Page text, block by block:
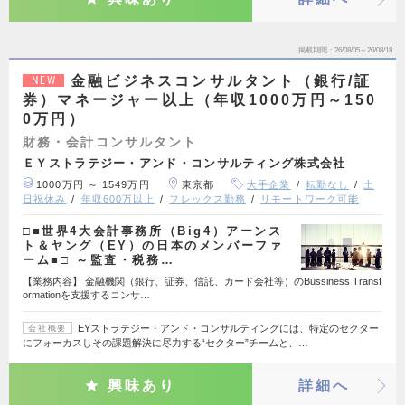
掲載期間 26/08/05～26/08/18
NEW
金融ビジネスコンサルタント（銀行/証
券）マネージャー以上（年収1000万円～150
0万円）
財務・会計コンサルタント
ＥＹストラテジー・アンド・コンサルティング株式会社
1000万円 ～ 1549万円 東京都 大手企業 転勤なし
土
日祝休み
年収600万以上 フレックス勤務 リモートワーク可能
□■世界4大会計事務所（Big4）アーンス
ト＆ヤング（EY）の日本のメンバーファ
ーム■□ ～監査・税務…
【業務内容】 金融機関（銀行、証券、信託、カード会社等）のBussiness Transf
ormationを支援するコンサ…
会社概要
EYストラテジー・アンド・コンサルティングには、特定のセクター
にフォーカスしその課題解決に尽力する“セクター”チームと、…
興味あり 詳細へ